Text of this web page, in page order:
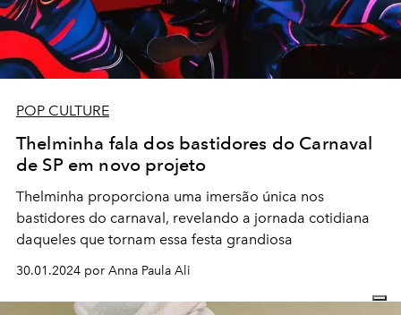
POP CULTURE
Thelminha fala dos bastidores do Carnaval
de SP em novo projeto
Thelminha proporciona uma imersão única nos
bastidores do carnaval, revelando a jornada cotidiana
daqueles que tornam essa festa grandiosa
30.01.2024 por Anna Paula Ali